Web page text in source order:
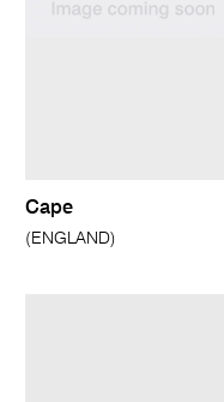
Cape
(ENGLAND)